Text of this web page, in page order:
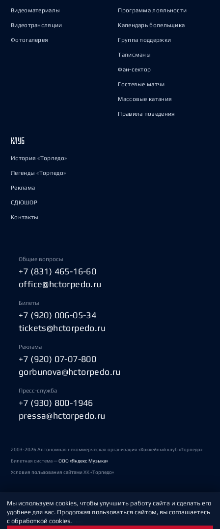
Видеоматериалы
Видеотрансляции
Фотогалерея
Программа лояльности
Календарь болельщика
Группа поддержки
Талисманы
Фан-сектор
Гостевые матчи
Массовые катания
Правила поведения
КЛУБ
История «Торпедо»
Легенды «Торпедо»
Реклама
СДЮШОР
Контакты
Общие вопросы
+7 (831) 465-16-60
office@hctorpedo.ru
Билеты
+7 (920) 006-05-34
tickets@hctorpedo.ru
Реклама
+7 (920) 07-07-800
gorbunova@hctorpedo.ru
Пресс-служба
+7 (930) 800-1946
pressa@hctorpedo.ru
2003-2026 Автономная некоммерческая организация «Хоккейный клуб «Торпедо»
Билетная система —ООО «Яндекс Музыка»
Условия пользования сайтами ХК «Торпедо»
Политика обработки персональных данных
Пользовательское соглашение
Мы используем cookies, чтобы улучшить работу сайта и сделать его
удобнее для вас. Продолжая пользоваться сайтом, вы соглашаетесь
с обработкой cookies.